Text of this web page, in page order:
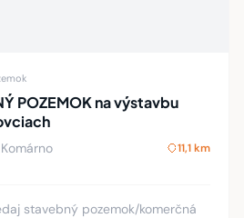
POZEMOK na výstavbu
11,1 km
stavebný pozemok/komerčná